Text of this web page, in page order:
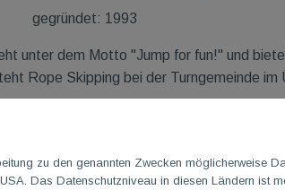
gegründet: 1993
unter dem Motto "Jump for fun!" und
Rope Skipping bei der Turngemeinde im
zu den genannten Zwecken möglicherweise
Das Datenschutzniveau in diesen Ländern ist